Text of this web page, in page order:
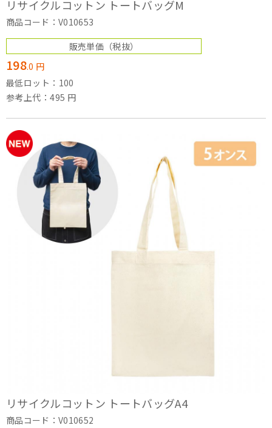
リサイクルコットン トートバッグM
商品コード：V010653
販売単価 （税抜）
198.0 円
最低ロット：100
参考上代：495 円
リサイクルコットン トートバッグA4
商品コード：V010652